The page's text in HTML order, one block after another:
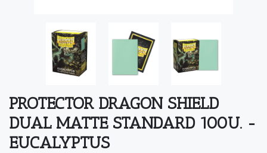
PROTECTOR DRAGON SHIELD
DUAL MATTE STANDARD 100U. -
EUCALYPTUS